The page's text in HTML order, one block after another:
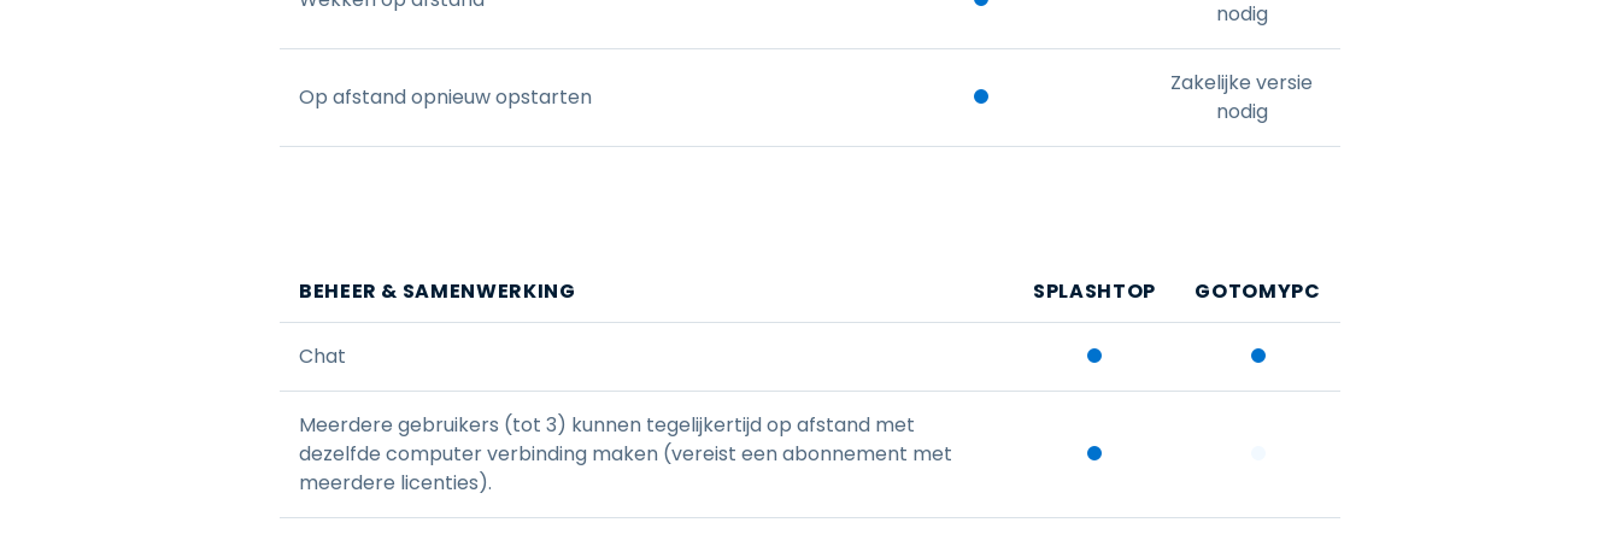
nodig
Op afstand opnieuw opstarten
Zakelijke versie
nodig
BEHEER & SAMENWERKING SPLASHTOP GOTOMYPC
Chat
Meerdere gebruikers (tot 3) kunnen tegelijkertijd op afstand met
dezelfde computer verbinding maken (vereist een abonnement met
meerdere licenties).